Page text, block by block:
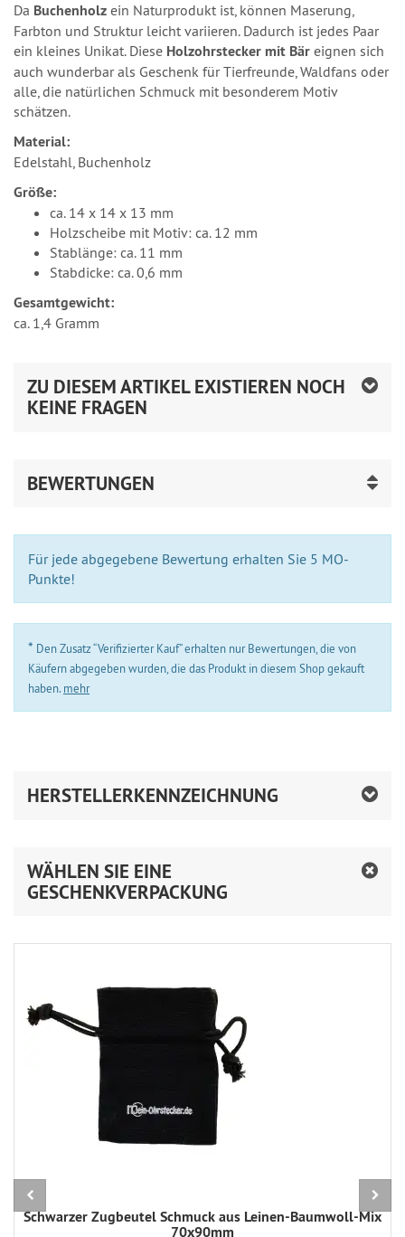
Da Buchenholz ein Naturprodukt ist, können Maserung,
Farbton und Struktur leicht variieren. Dadurch ist jedes Paar
ein kleines Unikat. Diese Holzohrstecker mit Bär eignen sich
auch wunderbar als Geschenk für Tierfreunde, Waldfans oder
alle, die natürlichen Schmuck mit besonderem Motiv
schätzen.
Material:
Edelstahl, Buchenholz
Größe:
ca. 14 x 14 x 13 mm
Holzscheibe mit Motiv: ca. 12 mm
Stablänge: ca. 11 mm
Stabdicke: ca. 0,6 mm
Gesamtgewicht:
ca. 1,4 Gramm
ZU DIESEM ARTIKEL EXISTIEREN NOCH
KEINE FRAGEN
BEWERTUNGEN
Für jede abgegebene Bewertung erhalten Sie 5 MO-
Punkte!
* Den Zusatz “Verifizierter Kauf” erhalten nur Bewertungen, die von
Käufern abgegeben wurden, die das Produkt in diesem Shop gekauft
haben. mehr
HERSTELLERKENNZEICHNUNG
WÄHLEN SIE EINE
GESCHENKVERPACKUNG
Schwarzer Zugbeutel Schmuck aus Leinen-Baumwoll-Mix
70x90mm